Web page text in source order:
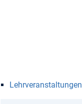
Lehrveranstaltungen